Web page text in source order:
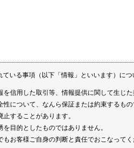
いる事項（以下「情報」といいます）に
を信用した取引等、情報提供に関して生じ
性について、なんら保証または約束するもの
することがあります。
目的としたものではありません。
もお客様ご自身の判断と責任でおこなってく